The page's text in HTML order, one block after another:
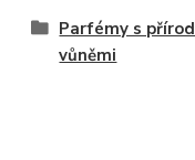
Parfémy s
vůněmi